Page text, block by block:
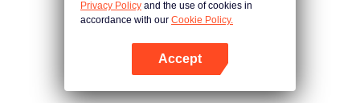
Privacy Policy and the use of cookies in
accordance with our Cookie Policy.
Accept